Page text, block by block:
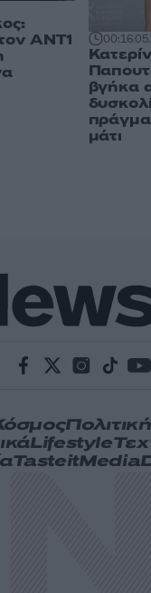
ΑΝΤ1
00:16
βγήκα
μάτι
Πολιτική
Lifestyle
TasteitMedia